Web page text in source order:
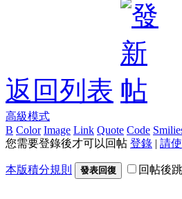
返回列表
高級模式
B Color Image Link Quote Code
您需要登錄後才可以回帖 登錄 | 請
本版積分規則 發表回復 回帖後